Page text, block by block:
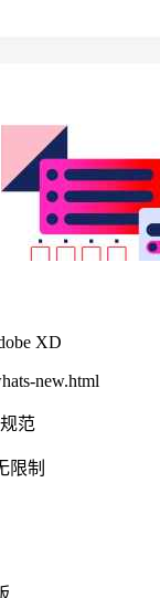
XD
new.html
范
限制